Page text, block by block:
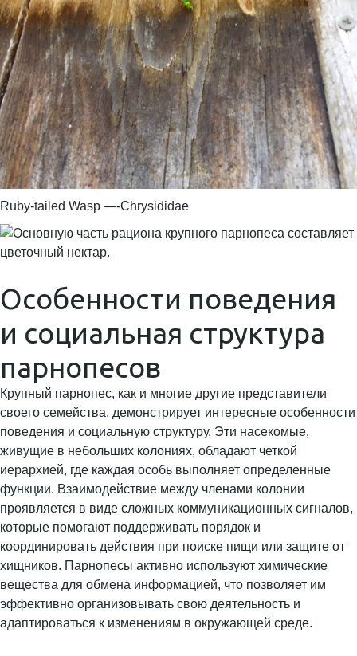
Ruby-tailed Wasp —-Chrysididae
Особенности поведения
и социальная структура
парнопесов
Крупный парнопес, как и многие другие представители
своего семейства, демонстрирует интересные особенности
поведения и социальную структуру. Эти насекомые,
живущие в небольших колониях, обладают четкой
иерархией, где каждая особь выполняет определенные
функции. Взаимодействие между членами колонии
проявляется в виде сложных коммуникационных сигналов,
которые помогают поддерживать порядок и
координировать действия при поиске пищи или защите от
хищников. Парнопесы активно используют химические
вещества для обмена информацией, что позволяет им
эффективно организовывать свою деятельность и
адаптироваться к изменениям в окружающей среде.